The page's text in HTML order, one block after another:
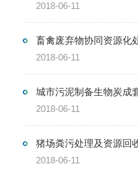
2018-06-11
畜禽废弃物协同资源化
2018-06-11
城市污泥制备生物炭成
2018-06-11
猪场粪污处理及资源回
2018-06-11